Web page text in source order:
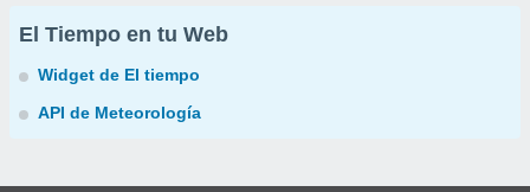
El Tiempo en tu Web
Widget de El tiempo
API de Meteorología